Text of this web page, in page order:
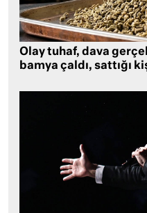
Olay tuhaf, dava
bamya çaldı, sattığı